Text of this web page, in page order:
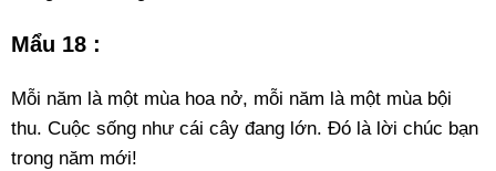
Mẩu 18 :
Mỗi năm là một mùa hoa nở, mỗi năm là một mùa bội
thu. Cuộc sống như cái cây đang lớn. Đó là lời chúc bạn
trong năm mới!